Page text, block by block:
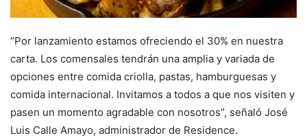
“Por lanzamiento estamos ofreciendo el 30% en nuestra
carta. Los comensales tendrán una amplia y variada de
opciones entre comida criolla, pastas, hamburguesas y
comida internacional. Invitamos a todos a que nos visiten y
pasen un momento agradable con nosotros”, señaló José
Luis Calle Amayo, administrador de Residence.